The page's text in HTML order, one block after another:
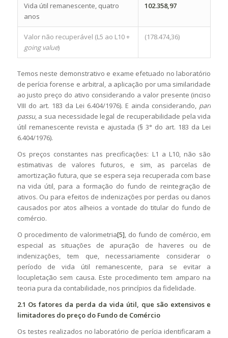
Vida útil remanescente, quatro
anos
102.358,97
Valor não recuperável (L5 ao L10 +
going value)
(178.474,36)
Temos neste demonstrativo e exame efetuado no laboratório
de perícia forense e arbitral, a aplicação por uma similaridade
ao justo preço do ativo considerando a valor presente (inciso
VIII do art. 183 da Lei 6.404/1976). E ainda considerando, pari
passu, a sua necessidade legal de recuperabilidade pela vida
útil remanescente revista e ajustada (§ 3° do art. 183 da Lei
6.404/1976).
Os preços constantes nas precificações: L1 a L10, não são
estimativas de valores futuros, e sim, as parcelas de
amortização futura, que se espera seja recuperada com base
na vida útil, para a formação do fundo de reintegração de
ativos. Ou para efeitos de indenizações por perdas ou danos
causados por atos alheios a vontade do titular do fundo de
comércio.
O procedimento de valorimetria[5], do fundo de comércio, em
especial as situações de apuração de haveres ou de
indenizações, tem que, necessariamente considerar o
período de vida útil remanescente, para se evitar a
locupletação sem causa. Este procedimento tem amparo na
teoria pura da contabilidade, nos princípios da fidelidade.
2.1 Os fatores da perda da vida útil, que são extensivos e
limitadores do preço do Fundo de Comércio
Os testes realizados no laboratório de perícia identificaram a